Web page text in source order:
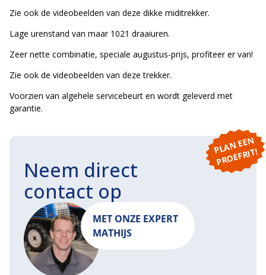
Zie ook de videobeelden van deze dikke miditrekker.
Lage urenstand van maar 1021 draaiuren.
Zeer nette combinatie, speciale augustus-prijs, profiteer er van!
Zie ook de videobeelden van deze trekker.
Voorzien van algehele servicebeurt en wordt geleverd met
garantie.
P
L
A
N
E
E
N
P
R
O
E
F
RI
T!
Neem direct
contact op
MET ONZE EXPERT
MATHIJS